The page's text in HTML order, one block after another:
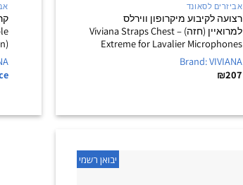
אביזרים לסאונד
רצועה לקיבוע מיקרופון ווירלס
למרואיין (חזה) – Viviana Straps Chest
Extreme for Lavalier Microphones
Brand: VIVIANA
₪207
יבואן רשמי